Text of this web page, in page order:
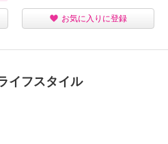
お気に入りに登録
イフスタイル